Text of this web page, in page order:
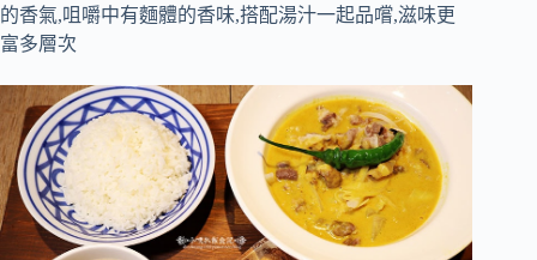
的香氣,咀嚼中有麵體的香味,搭配湯汁一起品嚐,滋味更
富多層次